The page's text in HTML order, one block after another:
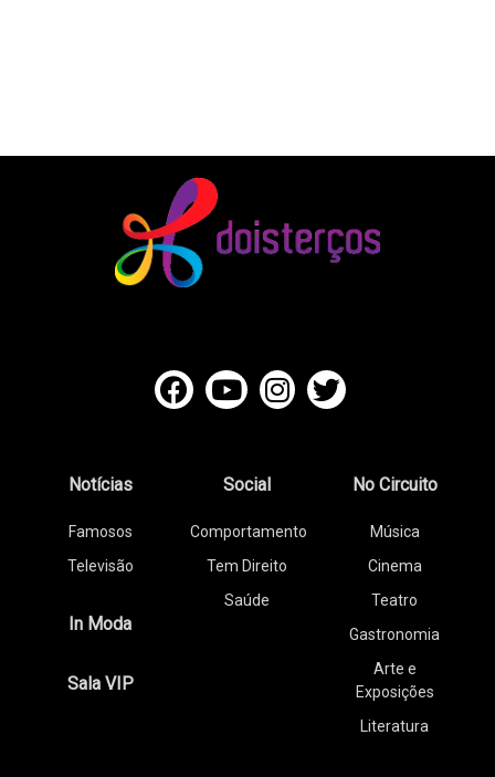
Notícias
Famosos
Televisão
In Moda
Sala VIP
Social
Comportamento
Tem Direito
Saúde
No Circuito
Música
Cinema
Teatro
Gastronomia
Arte e
Exposições
Literatura